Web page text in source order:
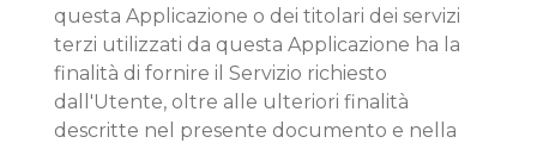
questa Applicazione o dei titolari dei servizi
terzi utilizzati da questa Applicazione ha la
finalità di fornire il Servizio richiesto
dall'Utente, oltre alle ulteriori finalità
descritte nel presente documento e nella